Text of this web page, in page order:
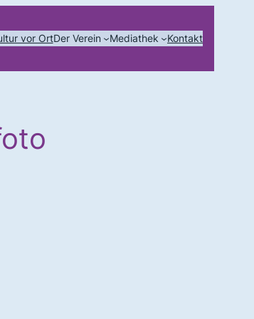
vor OrtDer Verein Mediathek Kontakt